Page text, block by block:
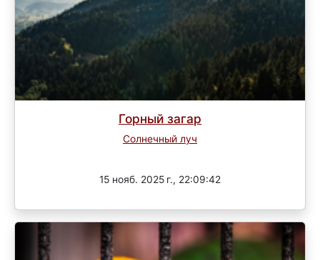
Горный загар
Солнечный луч
15 нояб. 2025 г., 22:09:42